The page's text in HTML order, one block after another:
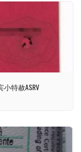
特赦ASRV